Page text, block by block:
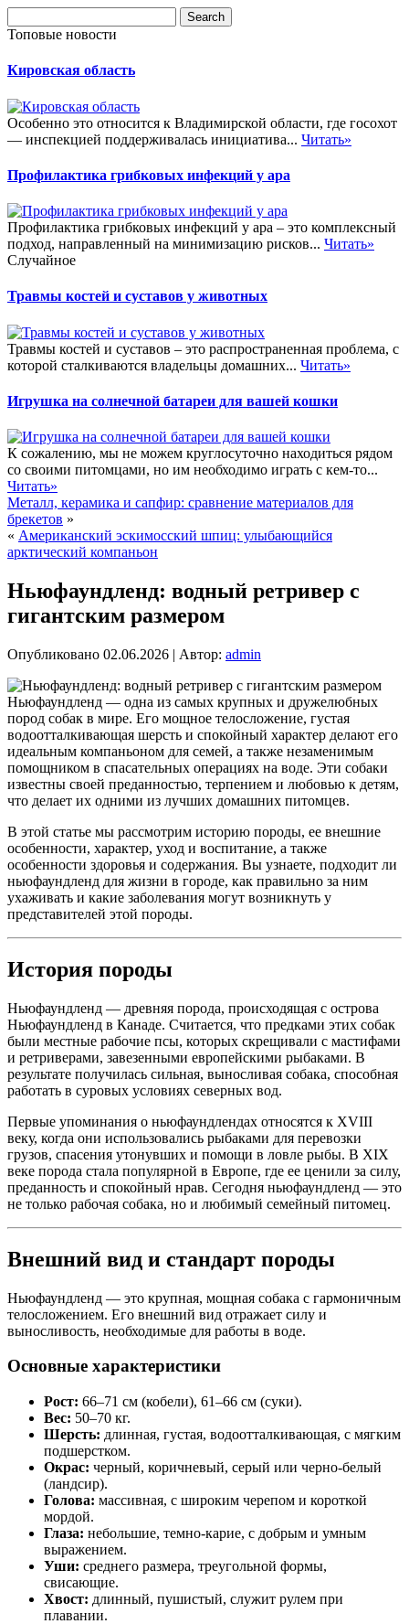
Топовые новости
Кировская область
Особенно это относится к Владимирской области, где госохот
— инспекцией поддерживалась инициатива... Читать»
Профилактика грибковых инфекций у ара
Профилактика грибковых инфекций у ара – это комплексный
подход, направленный на минимизацию рисков... Читать»
Случайное
Травмы костей и суставов у животных
Травмы костей и суставов – это распространенная проблема, с
которой сталкиваются владельцы домашних... Читать»
Игрушка на солнечной батареи для вашей кошки
К сожалению, мы не можем круглосуточно находиться рядом
со своими питомцами, но им необходимо играть с кем-то...
Читать»
Металл, керамика и сапфир: сравнение материалов для
брекетов »
« Американский эскимосский шпиц: улыбающийся
арктический компаньон
Ньюфаундленд: водный ретривер с
гигантским размером
Опубликовано 02.06.2026 | Автор: admin
Ньюфаундленд — одна из самых крупных и дружелюбных
пород собак в мире. Его мощное телосложение, густая
водоотталкивающая шерсть и спокойный характер делают его
идеальным компаньоном для семей, а также незаменимым
помощником в спасательных операциях на воде. Эти собаки
известны своей преданностью, терпением и любовью к детям,
что делает их одними из лучших домашних питомцев.
В этой статье мы рассмотрим историю породы, ее внешние
особенности, характер, уход и воспитание, а также
особенности здоровья и содержания. Вы узнаете, подходит ли
ньюфаундленд для жизни в городе, как правильно за ним
ухаживать и какие заболевания могут возникнуть у
представителей этой породы.
История породы
Ньюфаундленд — древняя порода, происходящая с острова
Ньюфаундленд в Канаде. Считается, что предками этих собак
были местные рабочие псы, которых скрещивали с мастифами
и ретриверами, завезенными европейскими рыбаками. В
результате получилась сильная, выносливая собака, способная
работать в суровых условиях северных вод.
Первые упоминания о ньюфаундлендах относятся к XVIII
веку, когда они использовались рыбаками для перевозки
грузов, спасения утонувших и помощи в ловле рыбы. В XIX
веке порода стала популярной в Европе, где ее ценили за силу,
преданность и спокойный нрав. Сегодня ньюфаундленд — это
не только рабочая собака, но и любимый семейный питомец.
Внешний вид и стандарт породы
Ньюфаундленд — это крупная, мощная собака с гармоничным
телосложением. Его внешний вид отражает силу и
выносливость, необходимые для работы в воде.
Основные характеристики
Рост: 66–71 см (кобели), 61–66 см (суки).
Вес: 50–70 кг.
Шерсть: длинная, густая, водоотталкивающая, с мягким
подшерстком.
Окрас: черный, коричневый, серый или черно-белый
(ландсир).
Голова: массивная, с широким черепом и короткой
мордой.
Глаза: небольшие, темно-карие, с добрым и умным
выражением.
Уши: среднего размера, треугольной формы,
свисающие.
Хвост: длинный, пушистый, служит рулем при
плавании.